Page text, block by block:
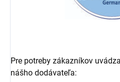
Pre potreby zákazníkov
nášho dodávateľa: